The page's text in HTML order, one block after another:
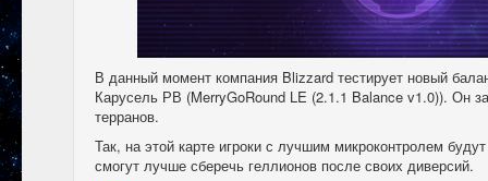
В данный момент компания Blizzard тестирует новый
Карусель РВ (MerryGoRound LE (2.1.1 Balance v1.0)). Он
терранов.
Так, на этой карте игроки с лучшим микроконтролем
смогут лучше сберечь геллионов после своих диверсий.